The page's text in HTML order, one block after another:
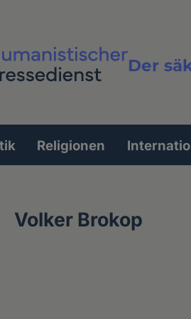
Der
Religionen
Volker Brokop